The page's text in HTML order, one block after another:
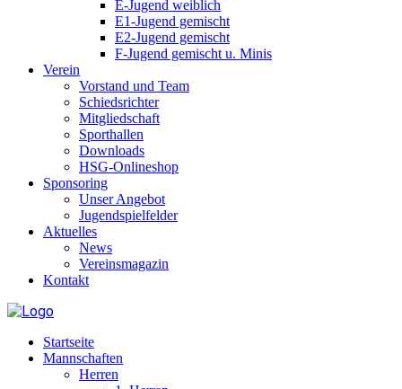
E-Jugend weiblich
E1-Jugend gemischt
E2-Jugend gemischt
F-Jugend gemischt u. Minis
Verein
Vorstand und Team
Schiedsrichter
Mitgliedschaft
Sporthallen
Downloads
HSG-Onlineshop
Sponsoring
Unser Angebot
Jugendspielfelder
Aktuelles
News
Vereinsmagazin
Kontakt
Startseite
Mannschaften
Herren